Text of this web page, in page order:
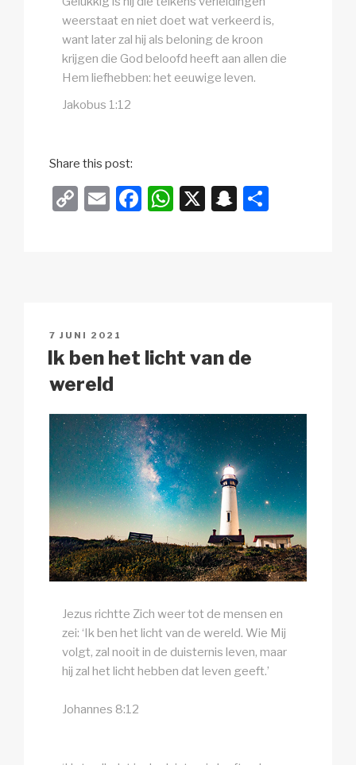
weerstaat en niet doet wat verkeerd is,
want later zal hij als beloning de kroon
krijgen die God beloofd heeft aan allen die
Hem liefhebben: het eeuwige leven.
Jakobus 1:12
Share this post:
C
n
k
E
F
o
W
p
X
S
at
GEPLAATST
OP
7 JUNI 2021
Ik ben het licht van de
wereld
Jezus richtte Zich weer tot de mensen en
zei: ‘Ik ben het licht van de wereld. Wie Mij
volgt, zal nooit in de duisternis leven, maar
hij zal het licht hebben dat leven geeft.’
Johannes 8:12